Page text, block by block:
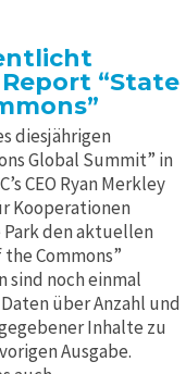
“State
diesjährigen
Global Summit” in
CEO Ryan Merkley
Kooperationen
den aktuellen
Commons”
sind noch einmal
über Anzahl und
Inhalte zu
Ausgabe.